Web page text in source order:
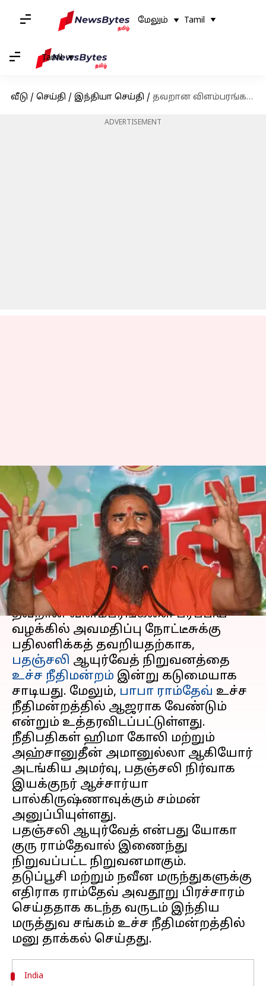
மேலும் Tamil
Tamil
வீடு / செய்தி / இந்தியா செய்தி / தவறான விளம்பரங்களை பரப்பிய வழக்கில் பாபா ராம்தேவுக்கு உச்சநீதிமன்றம் சம்மன்
ADVERTISEMENT
தவறான விளம்பரங்களை
பரப்பிய வழக்கில் பாபா
ராம்தேவுக்கு
உச்சநீதிமன்றம் சம்மன்
எழுதியவர் Sindhuja SM Mar 19, 2024 12:36 pm
செய்தி முன்னோட்டம்
தவறான விளம்பரங்களை பரப்பிய
வழக்கில் அவமதிப்பு நோட்டீசுக்கு
பதிலளிக்கத் தவறியதற்காக,
பதஞ்சலி ஆயுர்வேத் நிறுவனத்தை
உச்ச நீதிமன்றம் இன்று கடுமையாக
சாடியது. மேலும், பாபா ராம்தேவ் உச்ச
நீதிமன்றத்தில் ஆஜராக வேண்டும்
என்றும் உத்தரவிடப்பட்டுள்ளது.
நீதிபதிகள் ஹிமா கோலி மற்றும்
அஹ்சானுதீன் அமானுல்லா ஆகியோர்
அடங்கிய அமர்வு, பதஞ்சலி நிர்வாக
இயக்குநர் ஆச்சார்யா
பால்கிருஷ்ணாவுக்கும் சம்மன்
அனுப்பியுள்ளது.
பதஞ்சலி ஆயுர்வேத் என்பது யோகா
குரு ராம்தேவால் இணைந்து
நிறுவப்பட்ட நிறுவனமாகும்.
தடுப்பூசி மற்றும் நவீன மருந்துகளுக்கு
எதிராக ராம்தேவ் அவதூறு பிரச்சாரம்
செய்ததாக கடந்த வருடம் இந்திய
மருத்துவ சங்கம் உச்ச நீதிமன்றத்தில்
India